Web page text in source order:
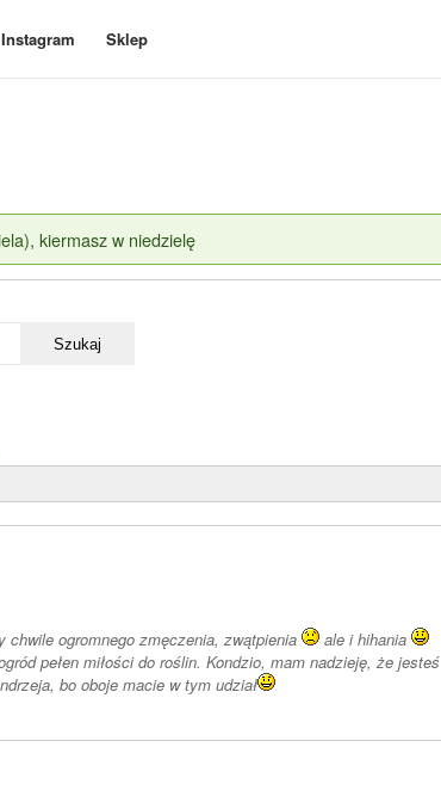
Instagram Sklep
kiermasz w niedzielę
Szukaj
chwile ogromnego zmęczenia, zwątpienia
ale i hihania
pełen miłości do roślin. Kondzio, mam nadzieję, że jesteś
bo oboje macie w tym udział